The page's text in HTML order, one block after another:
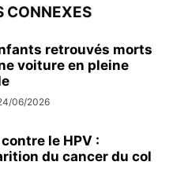
CONNEXES
retrouvés morts
voiture en pleine
06/2026
le HPV :
du cancer du col